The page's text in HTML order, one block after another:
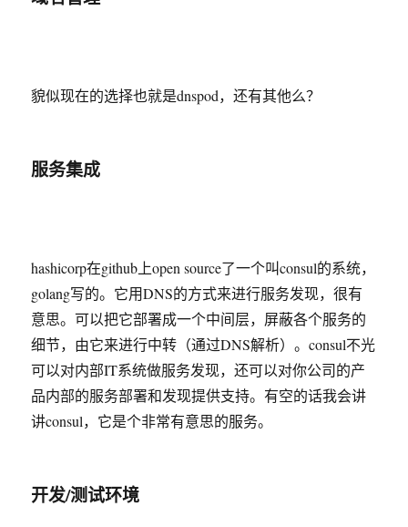
貌似现在的选择也就是dnspod，还有其他么？
服务集成
hashicorp在github上open source了一个叫consul的系统，
golang写的。它用DNS的方式来进行服务发现，很有
意思。可以把它部署成一个中间层，屏蔽各个服务的
细节，由它来进行中转（通过DNS解析）。consul不光
可以对内部IT系统做服务发现，还可以对你公司的产
品内部的服务部署和发现提供支持。有空的话我会讲
讲consul，它是个非常有意思的服务。
开发/测试环境